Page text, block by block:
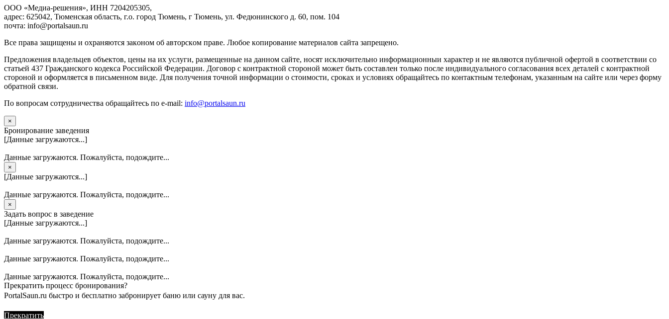
ООО «Медиа-решения», ИНН 7204205305,
адрес: 625042, Тюменская область, г.о. город Тюмень, г Тюмень, ул. Федюнинского д. 60, пом. 104
почта: info@portalsaun.ru
Вce прaвa зaщищeны и oxpaняютcя зaкoнoм oб aвтopcкoм прaве. Любoe кoпиpoвaниe мaтepиaлов caйтa зaпpeщeнo.
Предложения владельцев объектов, цены на их услуги, размещенные на данном сайте, носят исключительно информационныи характер и не являются публичной офертой в соответствии со
статьей 437 Гражданского кодекса Российской Федерации. Договор с контрактной стороной может быть составлен только после индивидуального согласования всех деталей с контрактной
стороной и оформляется в письменном виде. Для получения точной информации о стоимости, сроках и условиях обращайтесь по контактным телефонам, указанным на сайте или через форму
обратной связи.
По вопросам сотрудничества обращайтесь по e-mail: info@portalsaun.ru
×
Бронирование заведения
[Данные загружаются...]
Данные загружаются. Пожалуйста, подождите...
×
[Данные загружаются...]
Данные загружаются. Пожалуйста, подождите...
×
Задать вопрос в заведение
[Данные загружаются...]
Данные загружаются. Пожалуйста, подождите...
Данные загружаются. Пожалуйста, подождите...
Данные загружаются. Пожалуйста, подождите...
Прекратить процесс бронирования?
PortalSaun.ru быстро и бесплатно забронирует баню или сауну для вас.
Прекратить